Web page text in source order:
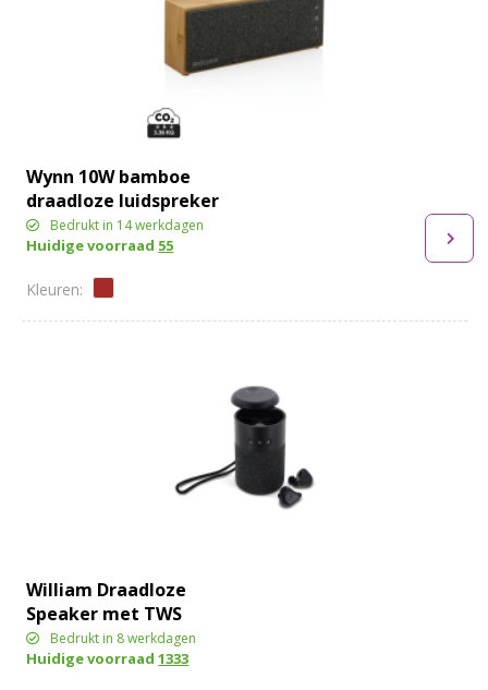
Wynn 10W bamboe
draadloze luidspreker
Bedrukt in 14 werkdagen
Huidige voorraad 55
William Draadloze
Speaker met TWS
oordopjes
Bedrukt in 8 werkdagen
Huidige voorraad1333